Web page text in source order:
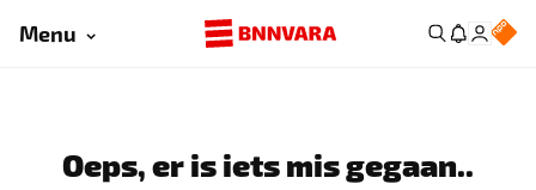
Menu
Oeps, er is iets mis gegaan..